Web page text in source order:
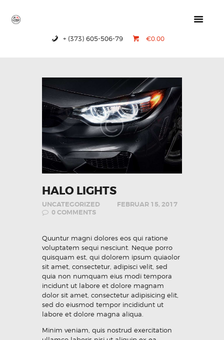
+ (373) 605-506-79 €0.00
ABOUT US
CONTACTS
HALO LIGHTS
UNCATEGORIZED
FEBRUAR 15, 2017
0COMMENTS
Quuntur magni dolores eos qui ratione
voluptatem sequi nesciunt. Neque porro
quisquam est, qui dolorem ipsum quiaolor
sit amet, consectetur, adipisci velit, sed
quia non numquam eius modi tempora
incidunt ut labore et dolore magnam
dolor sit amet, consectetur adipisicing elit,
sed do eiusmod tempor incididunt ut
labore et dolore magna aliqua.
Minim veniam, quis nostrud exercitation